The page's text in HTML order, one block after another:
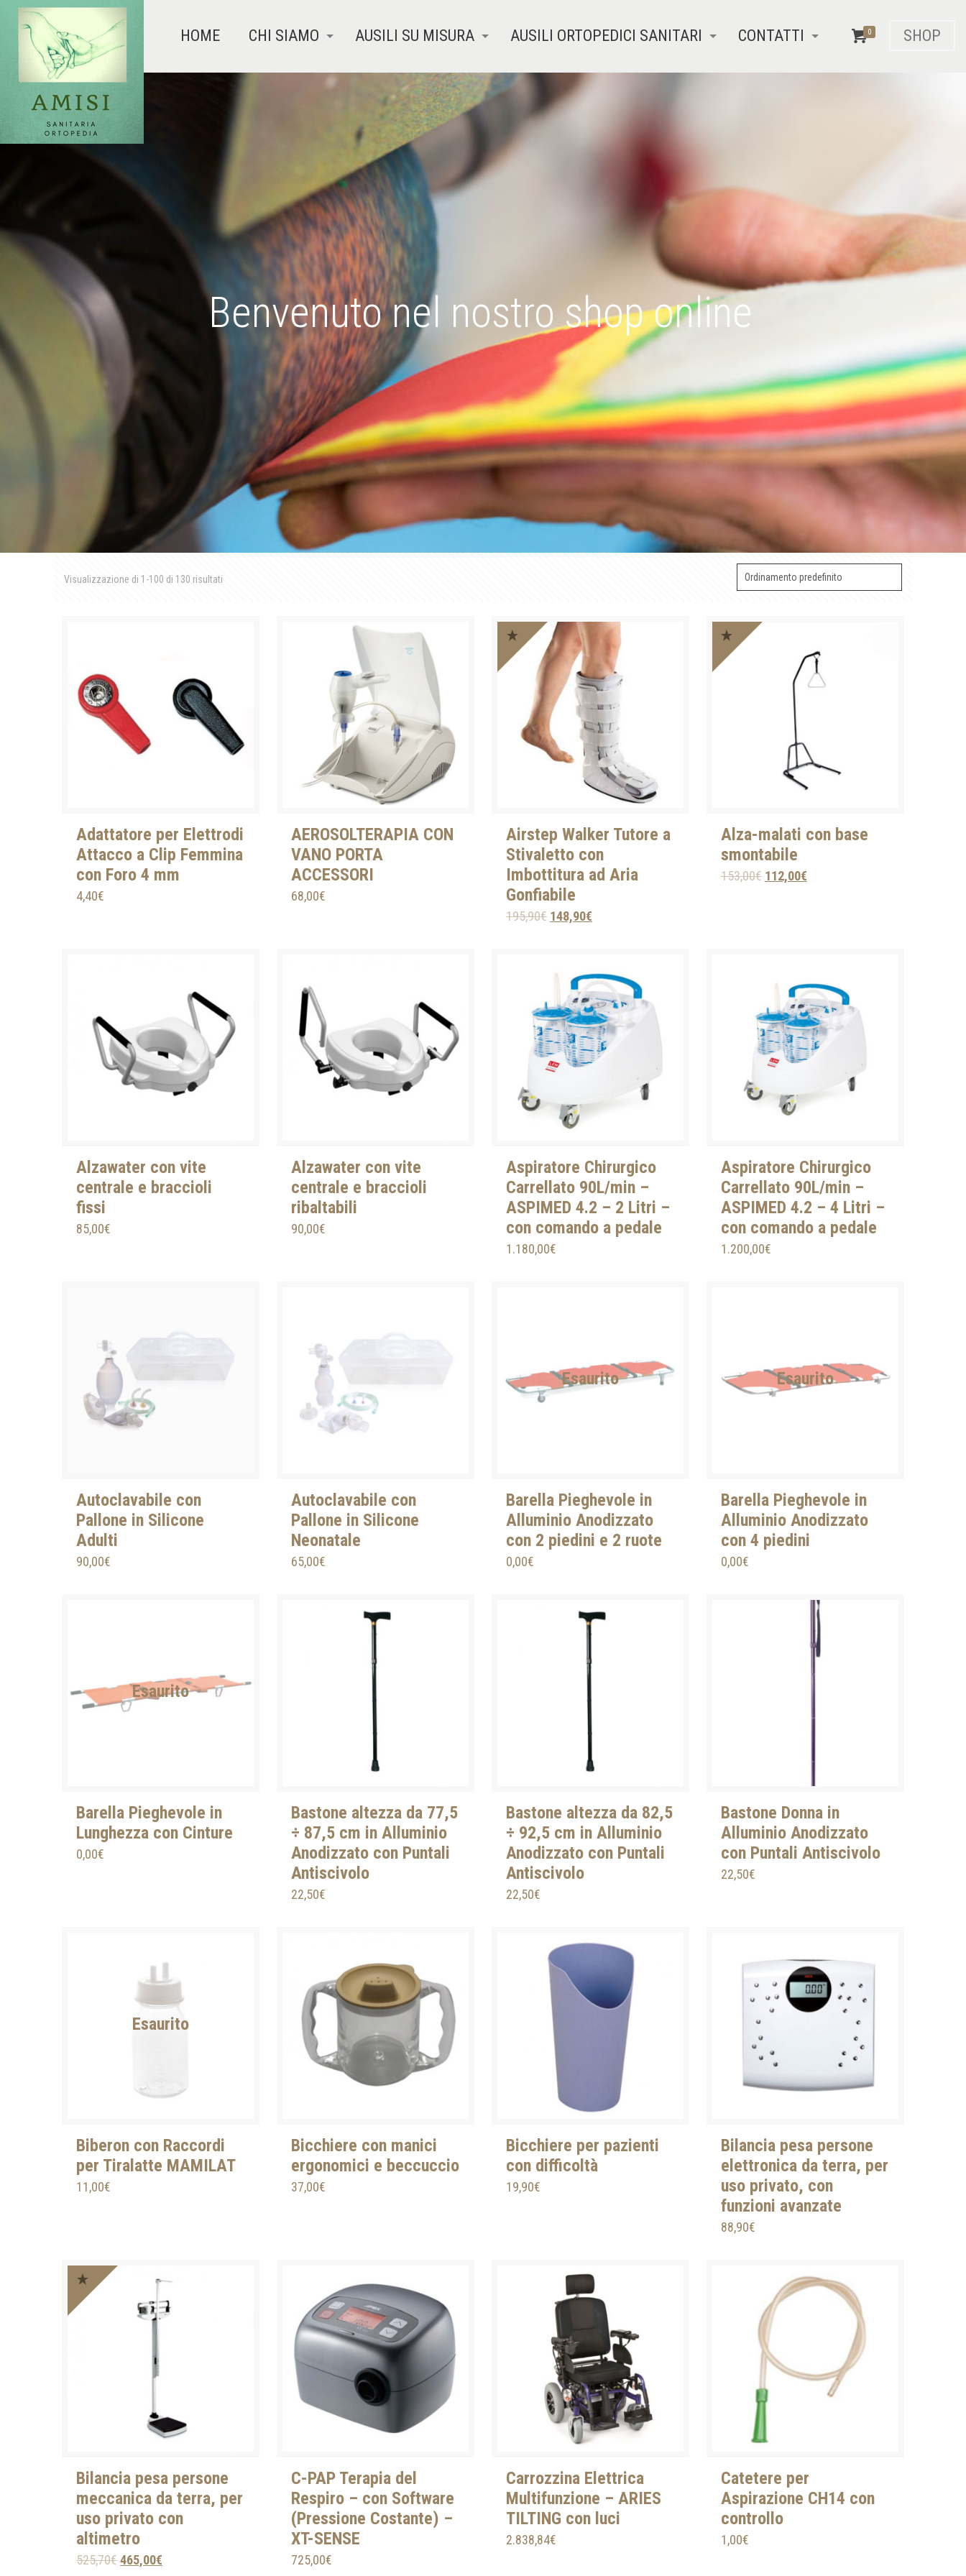
HOME CHI SIAMO AUSILI SU MISURA AUSILI ORTOPEDICI SANITARI CONTATTI 0 SHOP
Benvenuto nel nostro shop online
Visualizzazione di 1-100 di 130 risultati
Adattatore per Elettrodi
Attacco a Clip Femmina
con Foro 4 mm
4,40€
AEROSOLTERAPIA CON
VANO PORTA
ACCESSORI
68,00€
Airstep Walker Tutore a
Stivaletto con
Imbottitura ad Aria
Gonfiabile
195,90€ 148,90€
Alza-malati con base
smontabile
153,00€ 112,00€
Alzawater con vite
centrale e braccioli
fissi
85,00€
Alzawater con vite
centrale e braccioli
ribaltabili
90,00€
Aspiratore Chirurgico
Carrellato 90L/min –
ASPIMED 4.2 – 2 Litri –
con comando a pedale
1.180,00€
Aspiratore Chirurgico
Carrellato 90L/min –
ASPIMED 4.2 – 4 Litri –
con comando a pedale
1.200,00€
Autoclavabile con
Pallone in Silicone
Adulti
90,00€
Autoclavabile con
Pallone in Silicone
Neonatale
65,00€
Esaurito
Barella Pieghevole in
Alluminio Anodizzato
con 2 piedini e 2 ruote
0,00€
Esaurito
Barella Pieghevole in
Alluminio Anodizzato
con 4 piedini
0,00€
Esaurito
Barella Pieghevole in
Lunghezza con Cinture
0,00€
Bastone altezza da 77,5
÷ 87,5 cm in Alluminio
Anodizzato con Puntali
Antiscivolo
22,50€
Bastone altezza da 82,5
÷ 92,5 cm in Alluminio
Anodizzato con Puntali
Antiscivolo
22,50€
Bastone Donna in
Alluminio Anodizzato
con Puntali Antiscivolo
22,50€
Esaurito
Biberon con Raccordi
per Tiralatte MAMILAT
11,00€
Bicchiere con manici
ergonomici e beccuccio
37,00€
Bicchiere per pazienti
con difficoltà
19,90€
Bilancia pesa persone
elettronica da terra, per
uso privato, con
funzioni avanzate
88,90€
Bilancia pesa persone
meccanica da terra, per
uso privato con
altimetro
525,70€465,00€
C-PAP Terapia del
Respiro – con Software
(Pressione Costante) –
XT-SENSE
725,00€
Carrozzina Elettrica
Multifunzione – ARIES
TILTING con luci
2.838,84€
Catetere per
Aspirazione CH14 con
controllo
1,00€